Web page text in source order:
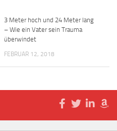
3 Meter hoch und 24 Meter lang
– Wie ein Vater sein Trauma
überwindet
FEBRUAR 12, 2018